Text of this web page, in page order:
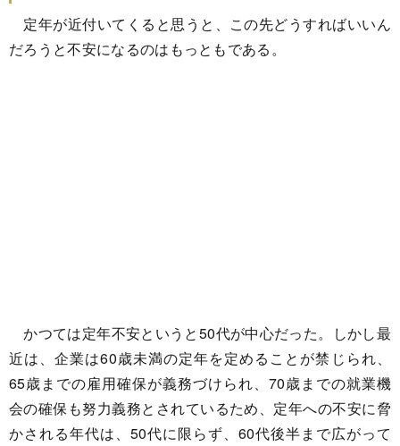
定年が近付いてくると思うと、この先どうすればいいん
だろうと不安になるのはもっともである。
かつては定年不安というと50代が中心だった。しかし最
近は、企業は60歳未満の定年を定めることが禁じられ、
65歳までの雇用確保が義務づけられ、70歳までの就業機
会の確保も努力義務とされているため、定年への不安に脅
かされる年代は、50代に限らず、60代後半まで広がって